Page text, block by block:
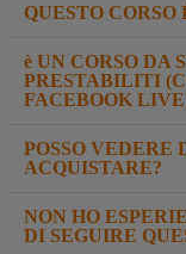
QUESTO CORSO
è UN CORSO DA
PRESTABILITI
FACEBOOK
POSSO
ACQUISTARE?
NON HO
DI SEGUIRE